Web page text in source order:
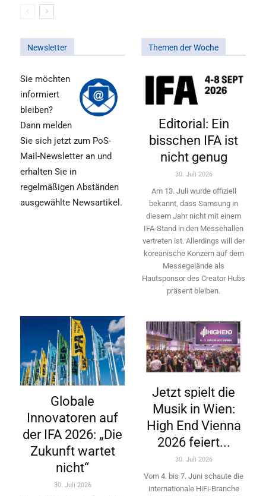
Newsletter
Sie möchten
informiert
bleiben?
Dann melden
Sie sich jetzt zum PoS-
Mail-Newsletter an und
erhalten Sie in
regelmäßigen Abständen
ausgewählte Newsartikel.
Themen der Woche
Editorial: Ein
bisschen IFA ist
nicht genug
30. Juli 2026
Am 13. Juli wurde offiziell
bekannt, dass Samsung in
diesem Jahr nicht mit einem
IFA-Stand in den Messehallen
vertreten ist. Allerdings will ­der
koreanische Konzern auf dem
Messegelände als
Hautsponsor des Creator Hubs
präsent bleiben.
Globale
Innovatoren auf
der IFA 2026: „Die
Zukunft wartet
nicht“
30. Juli 2026
Jetzt spielt die
Musik in Wien:
High End Vienna
2026 feiert...
30. Juli 2026
Vom 4. bis 7. Juni schaute die
internationale HiFi-Branche